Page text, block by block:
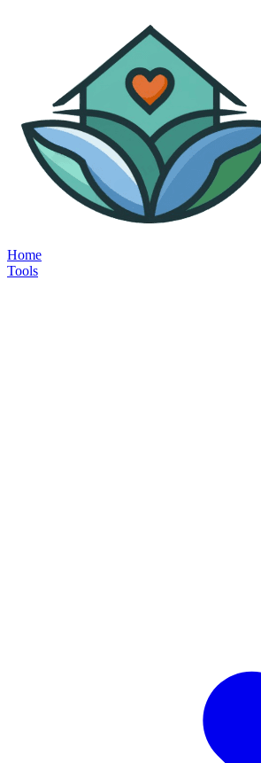
Home
Tools